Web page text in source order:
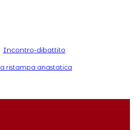
Incontro-dibattito
ristampa anastatica